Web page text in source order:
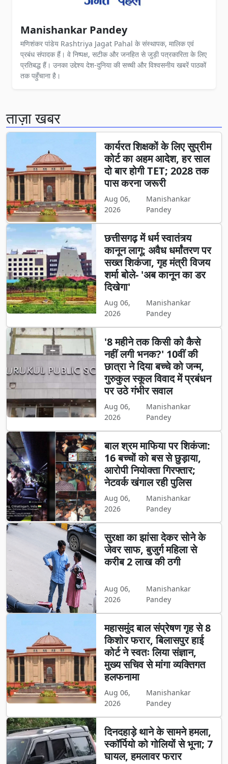
Manishankar Pandey
मणिशंकर पांडेय Rashtriya Jagat Pahal के संस्थापक, मालिक एवं
प्रबंध संपादक हैं। वे निष्पक्ष, सटीक और जनहित से जुड़ी पत्रकारिता के लिए
प्रतिबद्ध हैं। उनका उद्देश्य देश-दुनिया की सच्ची और विश्वसनीय खबरें पाठकों
तक पहुँचाना है।
ताज़ा खबर
कार्यरत शिक्षकों के लिए सुप्रीम
कोर्ट का अहम आदेश, हर साल
दो बार होगी TET; 2028 तक
पास करना जरूरी
Aug 06,
2026
Manishankar
Pandey
छत्तीसगढ़ में धर्म स्वातंत्र्य
कानून लागू: अवैध धर्मांतरण पर
सख्त शिकंजा, गृह मंत्री विजय
शर्मा बोले- 'अब कानून का डर
दिखेगा'
Aug 06,
2026
Manishankar
Pandey
'8 महीने तक किसी को कैसे
नहीं लगी भनक?' 10वीं की
छात्रा ने दिया बच्चे को जन्म,
गुरुकुल स्कूल विवाद में प्रबंधन
पर उठे गंभीर सवाल
Aug 06,
2026
Manishankar
Pandey
बाल श्रम माफिया पर शिकंजा:
16 बच्चों को बस से छुड़ाया,
आरोपी नियोक्ता गिरफ्तार;
नेटवर्क खंगाल रही पुलिस
Aug 06,
2026
Manishankar
Pandey
सुरक्षा का झांसा देकर सोने के
जेवर साफ, बुजुर्ग महिला से
करीब 2 लाख की ठगी
Aug 06,
2026
Manishankar
Pandey
महासमुंद बाल संप्रेषण गृह से 8
किशोर फरार, बिलासपुर हाई
कोर्ट ने स्वतः लिया संज्ञान,
मुख्य सचिव से मांगा व्यक्तिगत
हलफनामा
Aug 06,
2026
Manishankar
Pandey
दिनदहाड़े थाने के सामने हमला,
स्कॉर्पियो को गोलियों से भूना; 7
घायल, हमलावर फरार